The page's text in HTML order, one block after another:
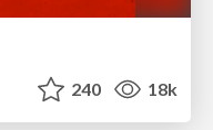
240 18k